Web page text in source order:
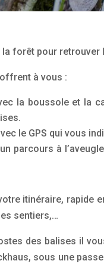
la forêt pour retrouver
à vous :
la boussole et la
le GPS qui vous
parcours à
itinéraire, rapide
sentiers,…
des balises il
sous une